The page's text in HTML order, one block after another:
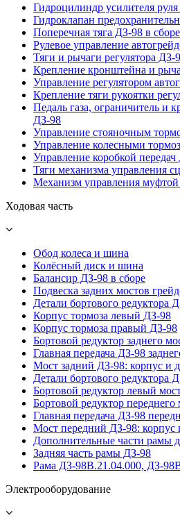
Гидроцилиндр усилителя руля
Гидроклапан
Поперечная тяга ДЗ-98 в сборе
Рулевое управление
Тяги и рычаги регулятора ДЗ-
Крепление кронштейна и
Управление регулятором
Крепление тяги рукоятки
Педаль газа, ограничитель и
ДЗ-98
Управление стояночным
Управление колесными
Управление коробкой
Тяги механизма управления
Механизм управления
Ходовая часть
Обод колеса и шина
Колёсный диск и шина
Балансир ДЗ-98 в сборе
Подвеска задних мостов
Детали бортового редуктора
Корпус тормоза левый ДЗ-98
Корпус тормоза правый ДЗ-98
Бортовой редуктор заднего
Главная передача ДЗ-98
Мост задний ДЗ-98: корпус и
Детали бортового редуктора
Бортовой редуктор левый
Бортовой редуктор переднего
Главная передача ДЗ-98
Мост передний ДЗ-98: корпус
Дополнительные части рамы
Задняя часть рамы ДЗ-98
Рама ДЗ-98В.21.04.000, ДЗ-
Электрооборудование